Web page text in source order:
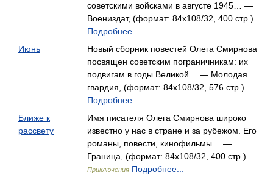
советскими войсками в августе 1945… —
Воениздат, (формат: 84x108/32, 400 стр.)
Подробнее...
Июнь
Новый сборник повестей Олега Смирнова
посвящен советским пограничникам: их
подвигам в годы Великой… — Молодая
гвардия, (формат: 84x108/32, 576 стр.)
Подробнее...
Ближе к
рассвету
Имя писателя Олега Смирнова широко
известно у нас в стране и за рубежом. Его
романы, повести, кинофильмы… —
Граница, (формат: 84x108/32, 400 стр.)
Приключения Подробнее...